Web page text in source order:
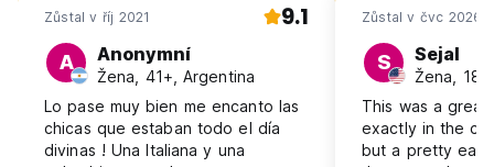
Zůstal v říj 2021 9.1
A Anonymní
Žena, 41+, Argentina
Lo pase muy bien me encanto las
chicas que estaban todo el día
divinas ! Una Italiana y una
Zůstal v čvc 2026
S Sejal
Žena, 18-
This was a
exactly in the
but a pretty